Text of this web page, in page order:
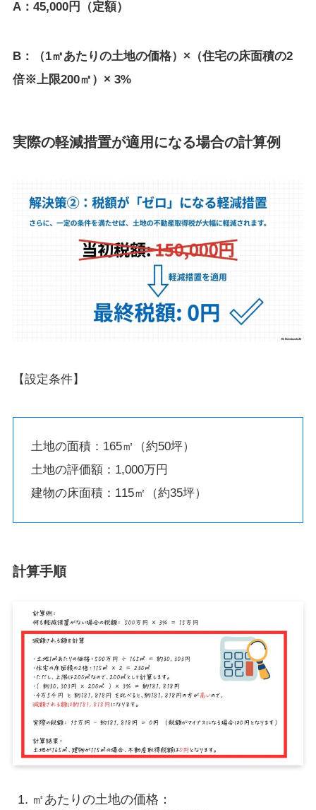
A：45,000円（定額）
B：（1㎡あたりの土地の価格）×（住宅の床面積の2
倍※上限200㎡）× 3%
実際の軽減措置が適用になる場合の計算例
【設定条件】
土地の面積：165㎡（約50坪）
土地の評価額：1,000万円
建物の床面積：115㎡（約35坪）
計算手順
㎡あたりの土地の価格：